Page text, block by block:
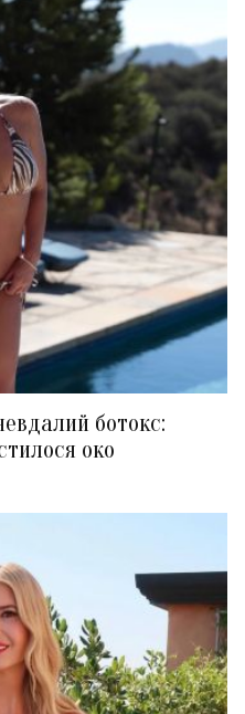
ботокс:
око